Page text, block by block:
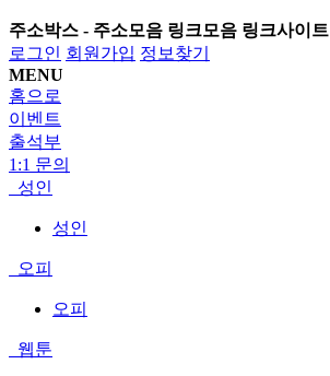
주소박스 - 주소모음 링크모음 링크사이트
로그인 회원가입 정보찾기
MENU
홈으로
이벤트
출석부
1:1 문의
성인
성인
오피
오피
웹툰